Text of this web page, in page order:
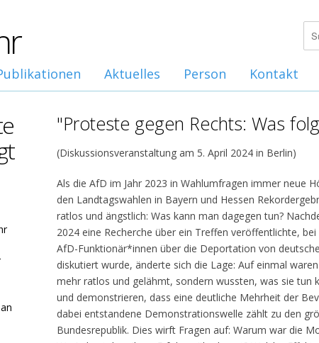
Aktuelles Person Kontakt
"Proteste gegen Rechts: Was
(Diskussionsveranstaltung am 5. April 2024 in Berlin)
Als die AfD im Jahr 2023 in Wahlumfragen immer neue
den Landtagswahlen in Bayern und Hessen
ratlos und ängstlich: Was kann man dagegen tun?
2024 eine Recherche über ein Treffen veröffentlichte,
AfD-Funktionär*innen über die Deportation von
diskutiert wurde, änderte sich die Lage: Auf einmal
mehr ratlos und gelähmt, sondern wussten, was sie tun
und demonstrieren, dass eine deutliche Mehrheit der
dabei entstandene Demonstrationswelle zählt zu den
Bundesrepublik. Dies wirft Fragen auf: Warum war die